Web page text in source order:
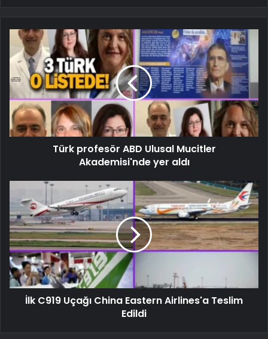
Türk profesör ABD Ulusal Mucitler
Akademisi'nde yer aldı
İlk C919 Uçağı China Eastern Airlines'a Teslim
Edildi